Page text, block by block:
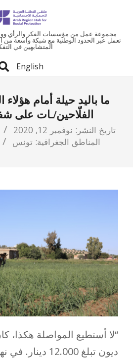
ملتقى
العربية
للحماية
الاجتماعية
مجموعة عمل من مؤسسات الفكر والرأي
تعمل عبر الحدود الوطنية مع شبكة واسعة
المتشابهين في
English
ما باليد حيلة أمام
الفلّاحين/ـات على
تاريخ النشر: نوفمبر 12, 2020
المناطق الجغرافية: تونس
“لا أستطيع المواصلة هكذا،
ديون تبلغ 12.000